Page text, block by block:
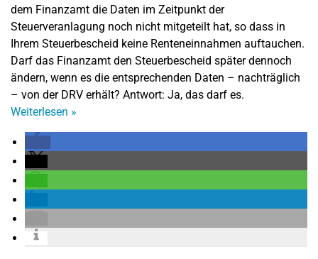
dem Finanzamt die Daten im Zeitpunkt der
Steuerveranlagung noch nicht mitgeteilt hat, so dass in
Ihrem Steuerbescheid keine Renteneinnahmen auftauchen.
Darf das Finanzamt den Steuerbescheid später dennoch
ändern, wenn es die entsprechenden Daten – nachträglich
– von der DRV erhält? Antwort: Ja, das darf es.
Weiterlesen »